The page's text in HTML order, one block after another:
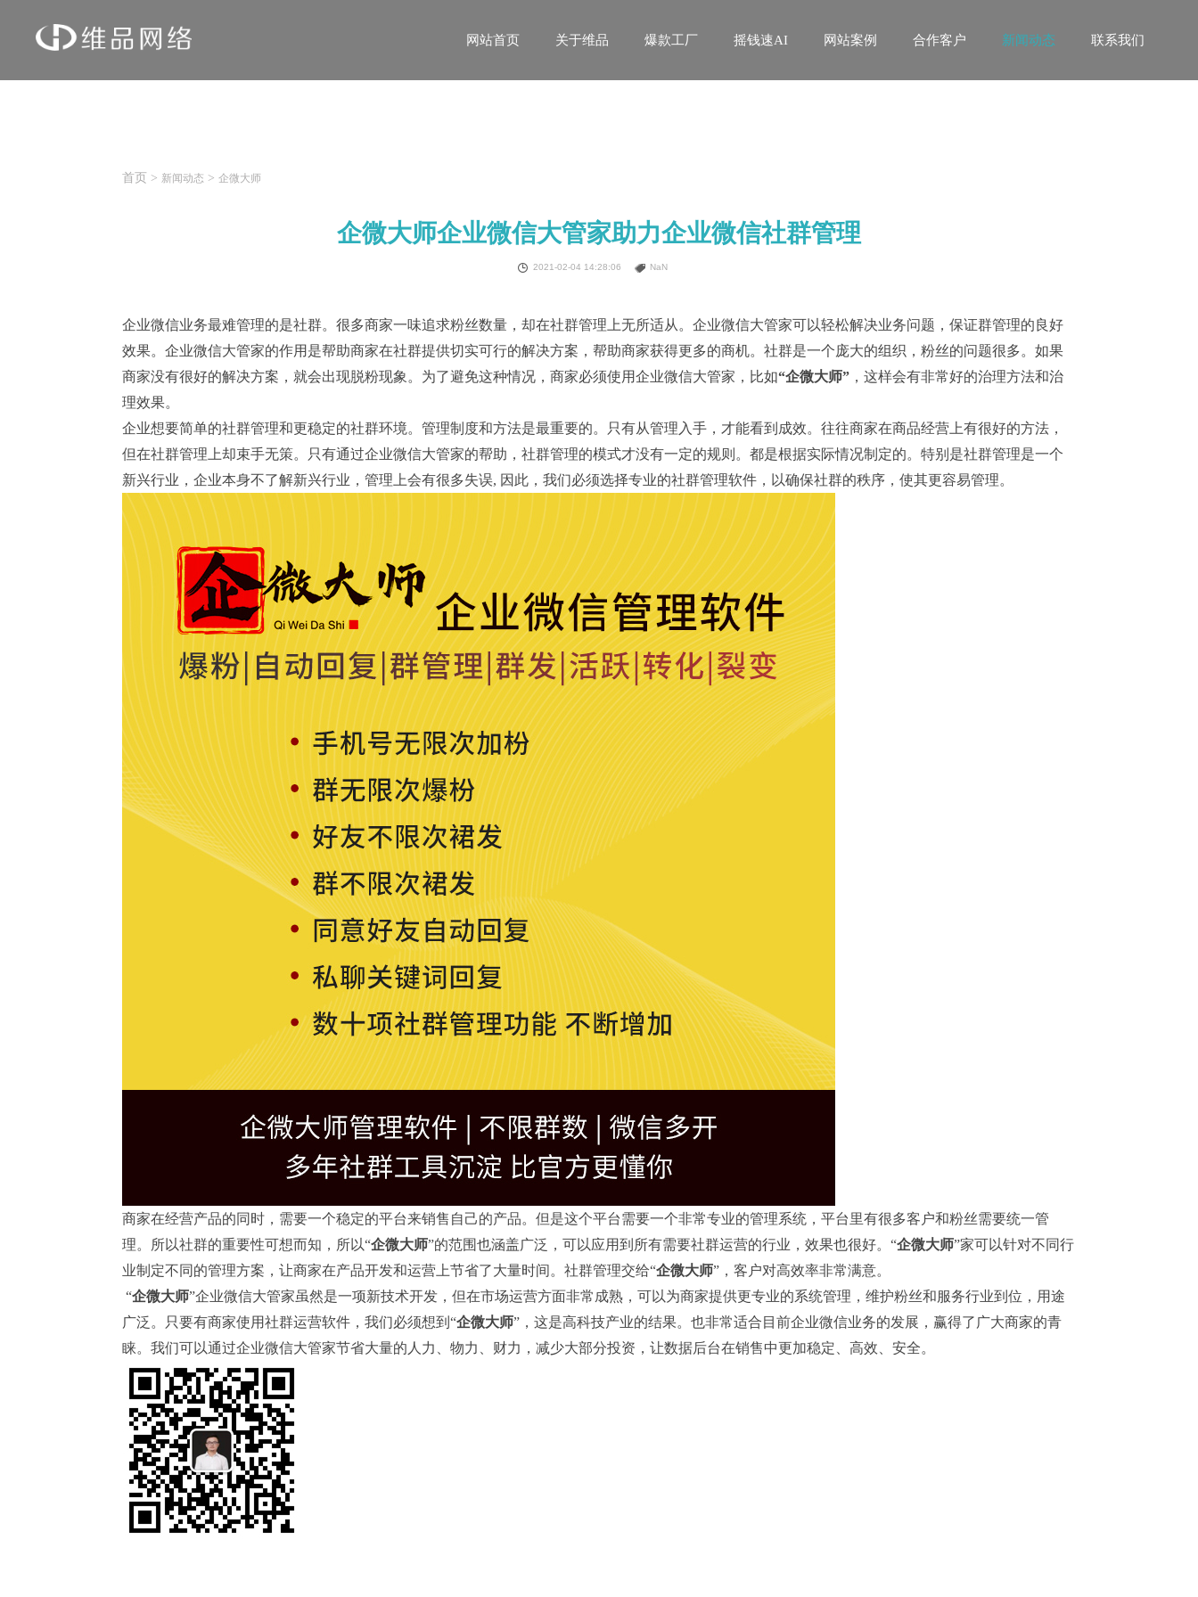
网站首页 关于维品 爆款工厂 摇钱速AI 网站案例 合作客户 新闻动态 联系我们
首页 > 新闻动态 > 企微大师
企微大师企业微信大管家助力企业微信社群管理
2021-02-04 14:28:06 NaN
企业微信业务最难管理的是社群。很多商家一味追求粉丝数量，却在社群管理上无所适从。企业微信大管家可以轻松解决业务问题，保证群管理的良好
效果。企业微信大管家的作用是帮助商家在社群提供切实可行的解决方案，帮助商家获得更多的商机。社群是一个庞大的组织，粉丝的问题很多。如果
商家没有很好的解决方案，就会出现脱粉现象。为了避免这种情况，商家必须使用企业微信大管家，比如“企微大师” ，这样会有非常好的治理方法和治
理效果。
企业想要简单的社群管理和更稳定的社群环境。管理制度和方法是最重要的。只有从管理入手，才能看到成效。往往商家在商品经营上有很好的方法，
但在社群管理上却束手无策。只有通过企业微信大管家的帮助，社群管理的模式才没有一定的规则。都是根据实际情况制定的。特别是社群管理是一个
新兴行业，企业本身不了解新兴行业，管理上会有很多失误, 因此，我们必须选择专业的社群管理软件，以确保社群的秩序，使其更容易管理。
商家在经营产品的同时，需要一个稳定的平台来销售自己的产品。但是这个平台需要一个非常专业的管理系统，平台里有很多客户和粉丝需要统一管
理。所以社群的重要性可想而知，所以“企微大师”的范围也涵盖广泛，可以应用到所有需要社群运营的行业，效果也很好。“企微大师”家可以针对不同行
业制定不同的管理方案，让商家在产品开发和运营上节省了大量时间。社群管理交给“企微大师”，客户对高效率非常满意。
“企微大师”企业微信大管家虽然是一项新技术开发，但在市场运营方面非常成熟，可以为商家提供更专业的系统管理，维护粉丝和服务行业到位，用途
广泛。只要有商家使用社群运营软件，我们必须想到“企微大师”，这是高科技产业的结果。也非常适合目前企业微信业务的发展，赢得了广大商家的青
睐。我们可以通过企业微信大管家节省大量的人力、物力、财力，减少大部分投资，让数据后台在销售中更加稳定、高效、安全。